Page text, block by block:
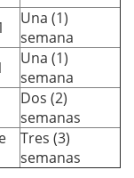
Una (1)
semana
Una (1)
semana
Dos (2)
semanas
Tres (3)
semanas